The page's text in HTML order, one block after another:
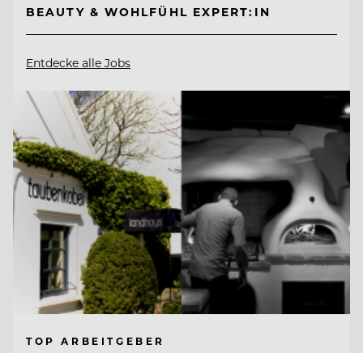
BEAUTY & WOHLFÜHL EXPERT:IN
Entdecke alle Jobs
TOP ARBEITGEBER